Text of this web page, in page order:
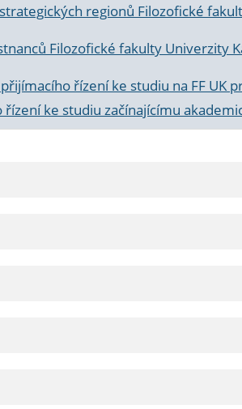
regionů Filozofické
Filozofické fakulty Univerzity
řízení ke studiu na FF UK
ke studiu začínajícímu